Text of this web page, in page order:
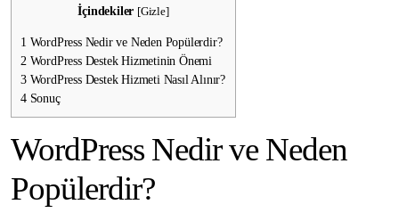
İçindekiler [Gizle]
1 WordPress Nedir ve Neden Popülerdir?
2WordPress Destek Hizmetinin Önemi
3WordPress Destek Hizmeti Nasıl Alınır?
4Sonuç
WordPress Nedir ve Neden
Popülerdir?